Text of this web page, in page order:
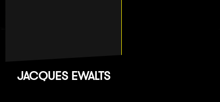
JACQUES EWALTS